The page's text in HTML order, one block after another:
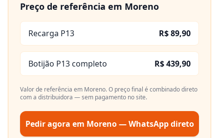
Preço de referência em Moreno
Recarga P13 R$ 89,90
Botijão P13 completo R$ 439,90
Valor de referência em Moreno. O preço final é combinado direto
com a distribuidora — sem pagamento no site.
Pedir agora em Moreno— WhatsApp direto